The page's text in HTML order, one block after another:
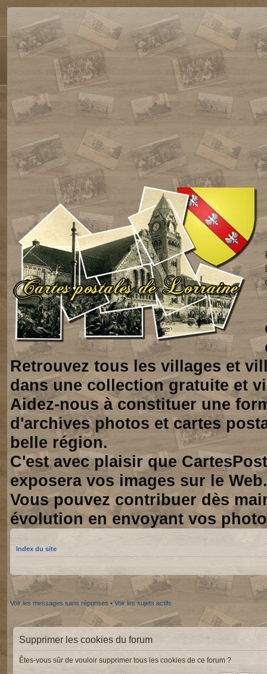
Retrouvez tous les villages et
dans une collection gratuite et
Aidez-nous à constituer une
d'archives photos et cartes
belle région.
C'est avec plaisir que
exposera vos images sur le Web.
Vous pouvez contribuer dès
évolution en envoyant vos
Index du site
Voir les messages sans réponses • Voir les sujets actifs
Supprimer les cookies du forum
Êtes-vous sûr de vouloir supprimer tous les cookies de ce forum ?